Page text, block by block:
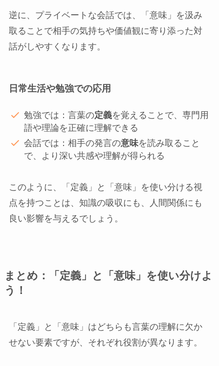
逆に、プライベートな会話では、「意味」を汲み
取ることで相手の気持ちや価値観に寄り添った対
話がしやすくなります。
日常生活や勉強での応用
勉強では：言葉の定義を覚えることで、専門用
語や理論を正確に理解できる
会話では：相手の発言の意味を読み取ること
で、より深い共感や理解が得られる
このように、「定義」と「意味」を使い分ける視
点を持つことは、知識の吸収にも、人間関係にも
良い影響を与えるでしょう。
まとめ：「定義」と「意味」を使い分けよ
う！
「定義」と「意味」はどちらも言葉の理解に欠か
せない要素ですが、それぞれ役割が異なります。